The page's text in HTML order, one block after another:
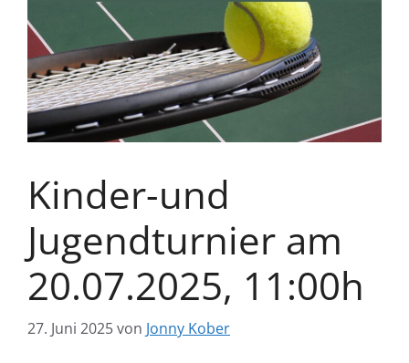
Kinder-und
Jugendturnier am
20.07.2025, 11:00h
27. Juni 2025von Jonny Kober